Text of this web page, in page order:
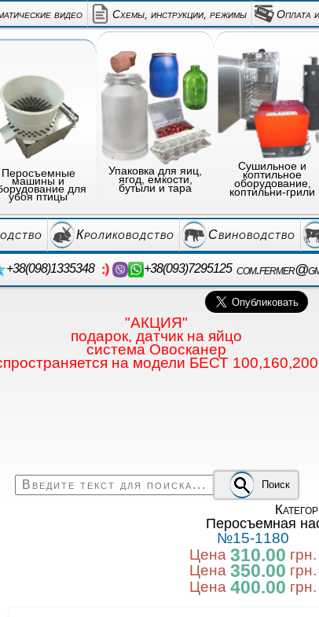
видео Схемы, инструкции, режимы Оплата
Перосъемные
машины и
для
убоя птицы
Упаковка для яиц,
ягод, емкости,
бутыли и тара
Сушильное и
коптильное
оборудование,
коптильни-грили
Кролиководство Свиноводство
+38(098)1335348 +38(093)7295125
"АКЦИЯ"
подарок, датчик на яйцо
система Овосканер
на модели БЕСТ
Поиск
Перосъемная
№15-1180
Цена 310.00 грн.
Цена 350.00 грн.
Цена 400.00 грн.